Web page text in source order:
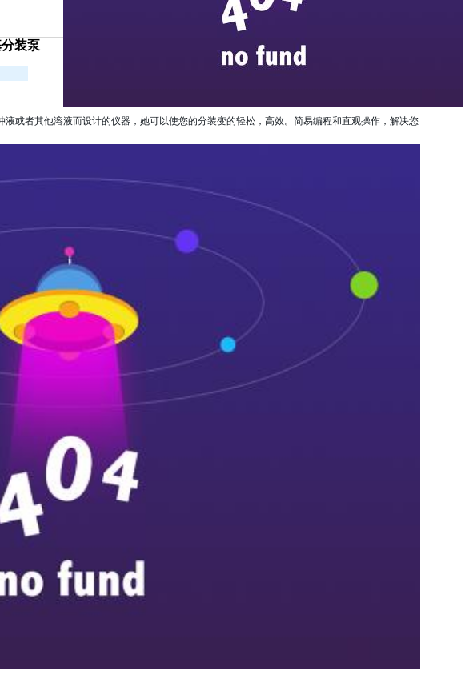
装泵
液或者其他溶液而设计的仪器，她可以使您的分装变的轻松，高效。简易编程和直观操作，解决您